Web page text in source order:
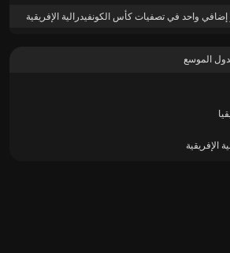
واحد في تصفيات كأس الكونفيدرالية الإفريقية
الموسع
الإفريقية